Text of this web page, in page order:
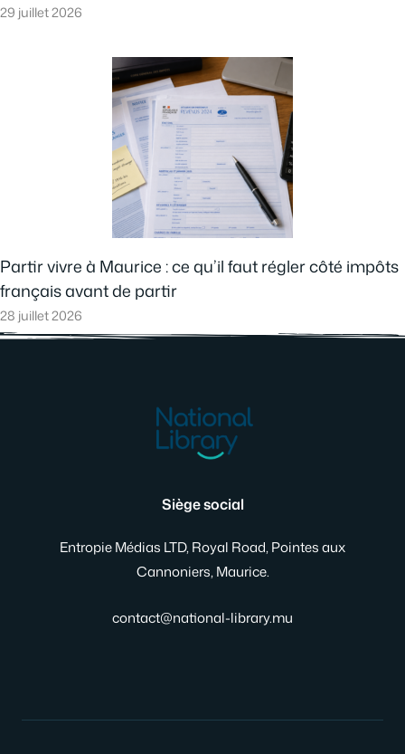
29 juillet 2026
Partir vivre à Maurice : ce qu’il faut régler côté impôts
français avant de partir
28 juillet 2026
Siège social
Entropie Médias LTD, Royal Road, Pointes aux
Cannoniers, Maurice.
contact@national-library.mu